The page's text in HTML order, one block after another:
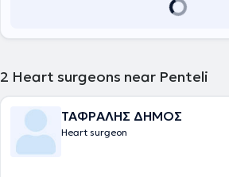
2 Heart surgeons near Penteli
ΤΑΦΡΑΛΗΣ ΔΗΜΟΣ
Heart surgeon